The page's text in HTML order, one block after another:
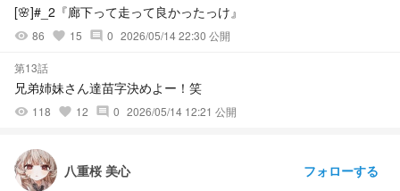
[🌸]#_2『廊下って走って良かったっけ』
visibility 86 favorite 15 comment 0 2026/05/14 22:30 公開
第13話
兄弟姉妹さん達苗字決めよー！笑
visibility 118 favorite 12 comment 0 2026/05/14 12:21 公開
八重桜 美心 フォローする